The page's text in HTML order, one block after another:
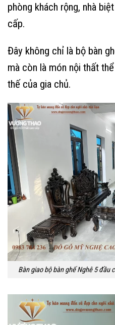
phòng khách rộng, nhà
cấp.
Đây không chỉ là bộ bàn
mà còn là món nội thất
thế của gia chủ.
Bàn giao bộ bàn ghế Nghê 5 đầu